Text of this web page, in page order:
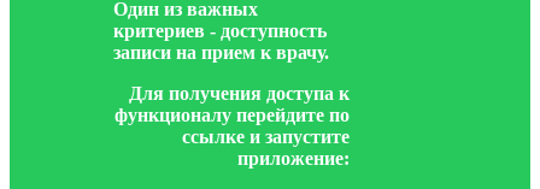
Один из важных
критериев - доступность
записи на прием к врачу.
Для получения доступа к
функционалу перейдите по
ссылке и запустите
приложение: